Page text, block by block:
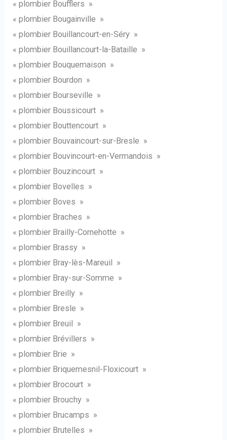
« plombier Boufflers »
« plombier Bougainville »
« plombier Bouillancourt-en-Séry »
« plombier Bouillancourt-la-Bataille »
« plombier Bouquemaison »
« plombier Bourdon »
« plombier Bourseville »
« plombier Boussicourt »
« plombier Bouttencourt »
« plombier Bouvaincourt-sur-Bresle »
« plombier Bouvincourt-en-Vermandois »
« plombier Bouzincourt »
« plombier Bovelles »
« plombier Boves »
« plombier Braches »
« plombier Brailly-Cornehotte »
« plombier Brassy »
« plombier Bray-lès-Mareuil »
« plombier Bray-sur-Somme »
« plombier Breilly »
« plombier Bresle »
« plombier Breuil »
« plombier Brévillers »
« plombier Brie »
« plombier Briquemesnil-Floxicourt »
« plombier Brocourt »
« plombier Brouchy »
« plombier Brucamps »
« plombier Brutelles »